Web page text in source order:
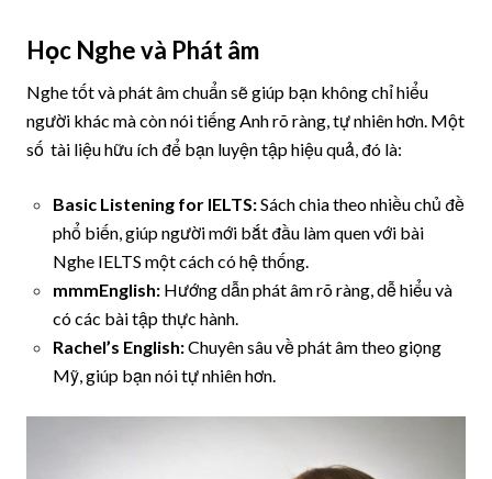
Học Nghe và Phát âm
Nghe tốt và phát âm chuẩn sẽ giúp bạn không chỉ hiểu
người khác mà còn nói tiếng Anh rõ ràng, tự nhiên hơn. Một
số tài liệu hữu ích để bạn luyện tập hiệu quả, đó là:
Basic Listening for IELTS:Sách chia theo nhiều chủ đề
phổ biến, giúp người mới bắt đầu làm quen với bài
Nghe IELTS một cách có hệ thống.
mmmEnglish: Hướng dẫn phát âm rõ ràng, dễ hiểu và
có các bài tập thực hành.
Rachel’s English:Chuyên sâu về phát âm theo giọng
Mỹ, giúp bạn nói tự nhiên hơn.